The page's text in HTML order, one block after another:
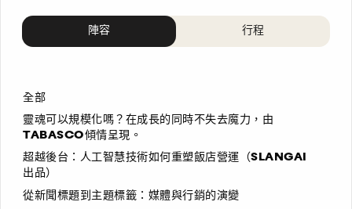
陣容 行程
全部
靈魂可以規模化嗎？在成長的同時不失去魔力，由
TABASCO傾情呈現。
超越後台：人工智慧技術如何重塑飯店營運（SLANGAI
出品）
從新聞標題到主題標籤：媒體與行銷的演變